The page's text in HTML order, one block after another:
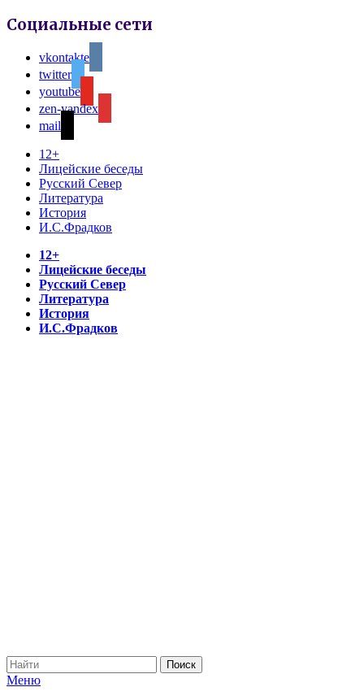
Социальные сети
vkontakte
twitter
youtube
zen-yandex
mail
12+
Лицейские беседы
Русский Север
Литература
История
И.С.Фрадков
12+
Лицейские беседы
Русский Север
Литература
История
И.С.Фрадков
Меню